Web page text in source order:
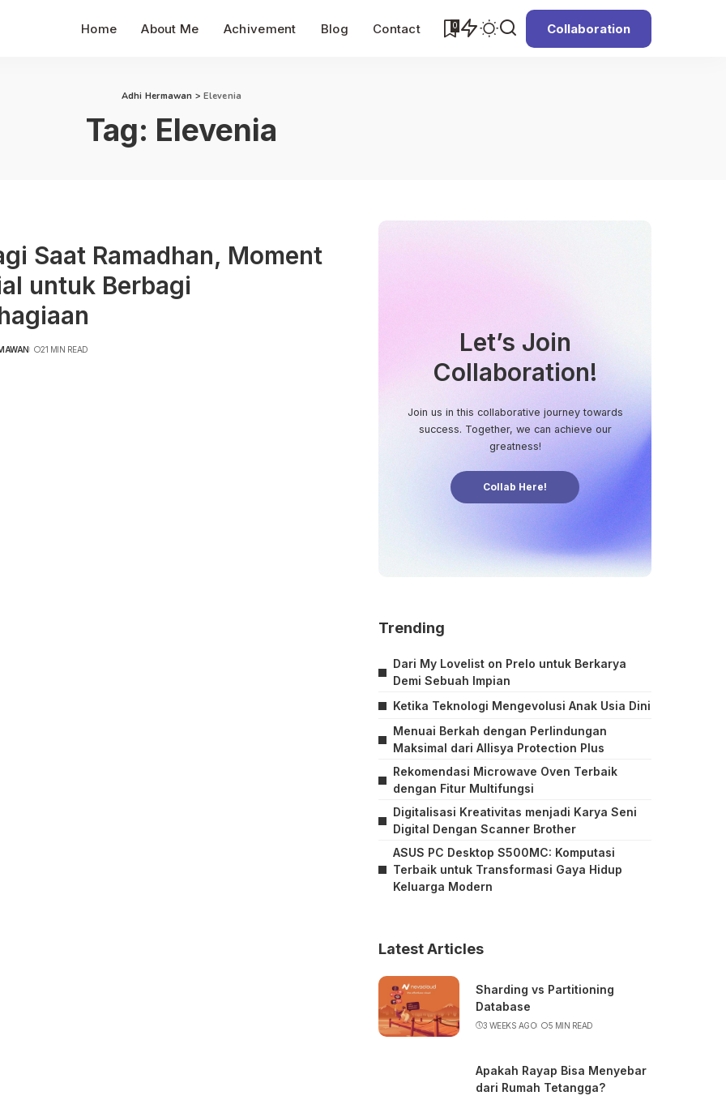
Home About Me Achivement Blog Contact 0 Collaboration
Adhi Hermawan >Elevenia
Tag: Elevenia
Saat Ramadhan, Moment
untuk Berbagi
21 MIN READ
Let’s Join
Collaboration!
Join us in this collaborative journey towards
success. Together, we can achieve our
greatness!
Collab Here!
Trending
Dari My Lovelist on Prelo untuk Berkarya
Demi Sebuah Impian
Ketika Teknologi Mengevolusi Anak Usia Dini
Menuai Berkah dengan Perlindungan
Maksimal dari Allisya Protection Plus
Rekomendasi Microwave Oven Terbaik
dengan Fitur Multifungsi
Digitalisasi Kreativitas menjadi Karya Seni
Digital Dengan Scanner Brother
ASUS PC Desktop S500MC: Komputasi
Terbaik untuk Transformasi Gaya Hidup
Keluarga Modern
Latest Articles
Sharding vs Partitioning
Database
3 WEEKS AGO 5 MIN READ
Apakah Rayap Bisa Menyebar
dari Rumah Tetangga?